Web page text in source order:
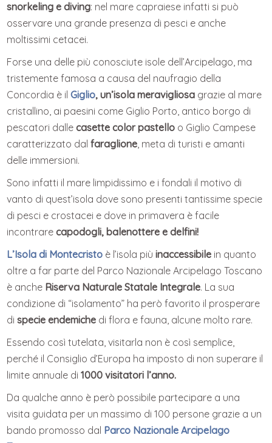
snorkeling e diving: nel mare capraiese infatti si può
osservare una grande presenza di pesci e anche
moltissimi cetacei.
Forse una delle più conosciute isole dell’Arcipelago, ma
tristemente famosa a causa del naufragio della
Concordia è ilGiglio, un’isola meravigliosa grazie al mare
cristallino, ai paesini come Giglio Porto, antico borgo di
pescatori dallecasette color pastello o Giglio Campese
caratterizzato dalfaraglione, meta di turisti e amanti
delle immersioni.
Sono infatti il mare limpidissimo e i fondali il motivo di
vanto di quest’isola dove sono presenti tantissime specie
di pesci e crostacei e dove in primavera è facile
incontrare capodogli, balenottere e delfini!
L’Isola di Montecristo è l’isola piùinaccessibile in quanto
oltre a far parte del Parco Nazionale Arcipelago Toscano
è anche Riserva Naturale Statale Integrale. La sua
condizione di “isolamento” ha però favorito il prosperare
dispecie endemiche di flora e fauna, alcune molto rare.
Essendo così tutelata, visitarla non è così semplice,
perché il Consiglio d’Europa ha imposto di non superare il
limite annuale di1000 visitatori l’anno.
Da qualche anno è però possibile partecipare a una
visita guidata per un massimo di 100 persone grazie a un
bando promosso dal Parco Nazionale Arcipelago